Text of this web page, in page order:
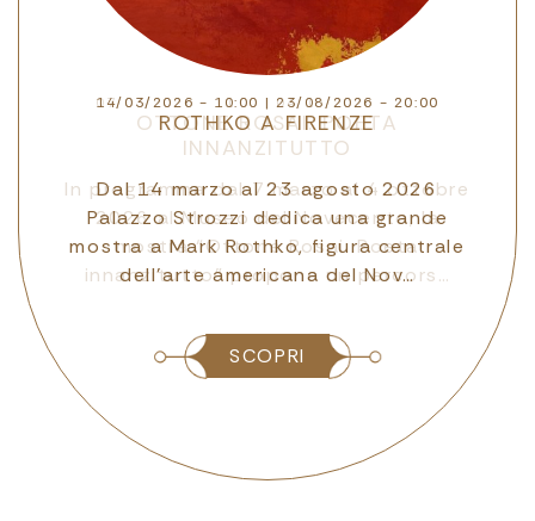
14/03/2026 - 10:00 | 23/08/2026 - 20:00
ROTHKO A FIRENZE
Dal 14 marzo al 23 agosto 2026
Palazzo Strozzi dedica una grande
mostra a Mark Rothko, figura centrale
dell’arte americana del Nov…
SCOPRI